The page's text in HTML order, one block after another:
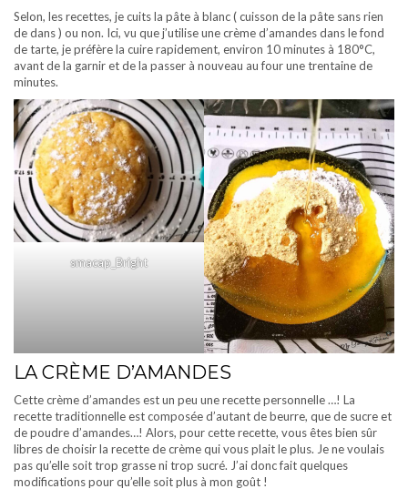
Selon, les recettes, je cuits la pâte à blanc ( cuisson de la pâte sans rien
de dans ) ou non. Ici, vu que j’utilise une crème d’amandes dans le fond
de tarte, je préfère la cuire rapidement, environ 10 minutes à 180°C,
avant de la garnir et de la passer à nouveau au four une trentaine de
minutes.
smacap_Bright
LA CRÈME D’AMANDES
Cette crème d’amandes est un peu une recette personnelle …! La
recette traditionnelle est composée d’autant de beurre, que de sucre et
de poudre d’amandes…! Alors, pour cette recette, vous êtes bien sûr
libres de choisir la recette de crème qui vous plait le plus. Je ne voulais
pas qu’elle soit trop grasse ni trop sucré. J’ai donc fait quelques
modifications pour qu’elle soit plus à mon goût !